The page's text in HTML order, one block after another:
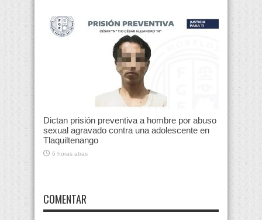
Dictan prisión preventiva a hombre por abuso
sexual agravado contra una adolescente en
Tlaquiltenango
6 horas atras
COMENTAR